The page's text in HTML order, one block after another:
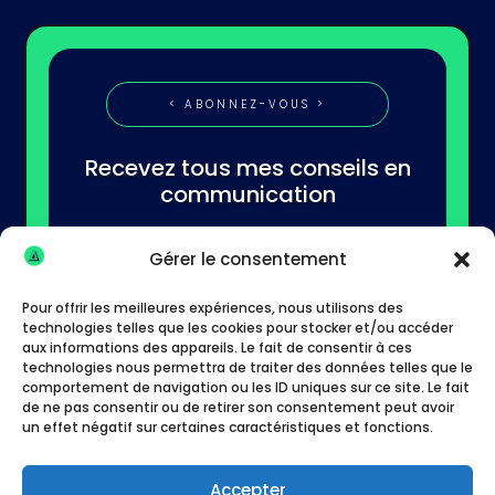
Gérer le consentement
Pour offrir les meilleures expériences, nous utilisons des
technologies telles que les cookies pour stocker et/ou accéder
aux informations des appareils. Le fait de consentir à ces
technologies nous permettra de traiter des données telles que le
comportement de navigation ou les ID uniques sur ce site. Le fait
de ne pas consentir ou de retirer son consentement peut avoir
un effet négatif sur certaines caractéristiques et fonctions.
Accepter
< ABONNEZ-VOUS >
Recevez tous mes conseils en
communication
S'abonner